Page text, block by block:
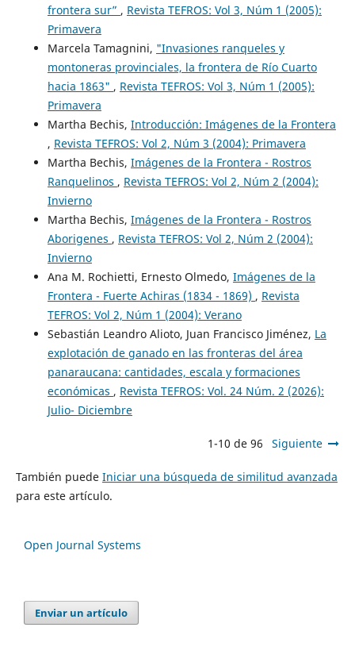
frontera sur” , Revista TEFROS: Vol 3, Núm 1 (2005):
Primavera
Marcela Tamagnini, "Invasiones ranqueles y
montoneras provinciales, la frontera de Río Cuarto
hacia 1863" , Revista TEFROS: Vol 3, Núm 1 (2005):
Primavera
Martha Bechis, Introducción: Imágenes de la Frontera
, Revista TEFROS: Vol 2, Núm 3 (2004): Primavera
Martha Bechis, Imágenes de la Frontera - Rostros
Ranquelinos , Revista TEFROS: Vol 2, Núm 2 (2004):
Invierno
Martha Bechis, Imágenes de la Frontera - Rostros
Aborigenes , Revista TEFROS: Vol 2, Núm 2 (2004):
Invierno
Ana M. Rochietti, Ernesto Olmedo, Imágenes de la
Frontera - Fuerte Achiras (1834 - 1869) , Revista
TEFROS: Vol 2, Núm 1 (2004): Verano
Sebastián Leandro Alioto, Juan Francisco Jiménez, La
explotación de ganado en las fronteras del área
panaraucana: cantidades, escala y formaciones
económicas , Revista TEFROS: Vol. 24 Núm. 2 (2026):
Julio- Diciembre
1-10 de 96 Siguiente
También puede Iniciar una búsqueda de similitud avanzada
para este artículo.
Open Journal Systems
Enviar un artículo